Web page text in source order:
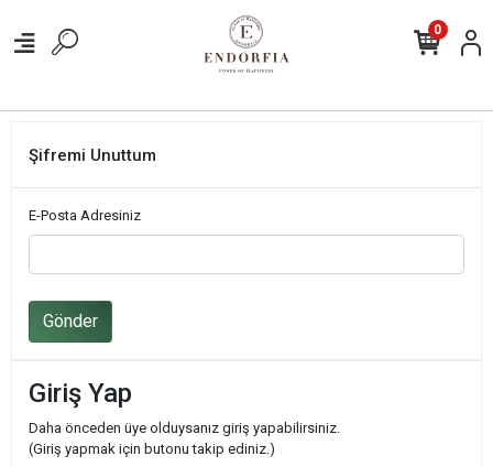
0
Şifremi Unuttum
E-Posta Adresiniz
Gönder
Giriş Yap
Daha önceden üye olduysanız giriş yapabilirsiniz.
(Giriş yapmak için butonu takip ediniz.)